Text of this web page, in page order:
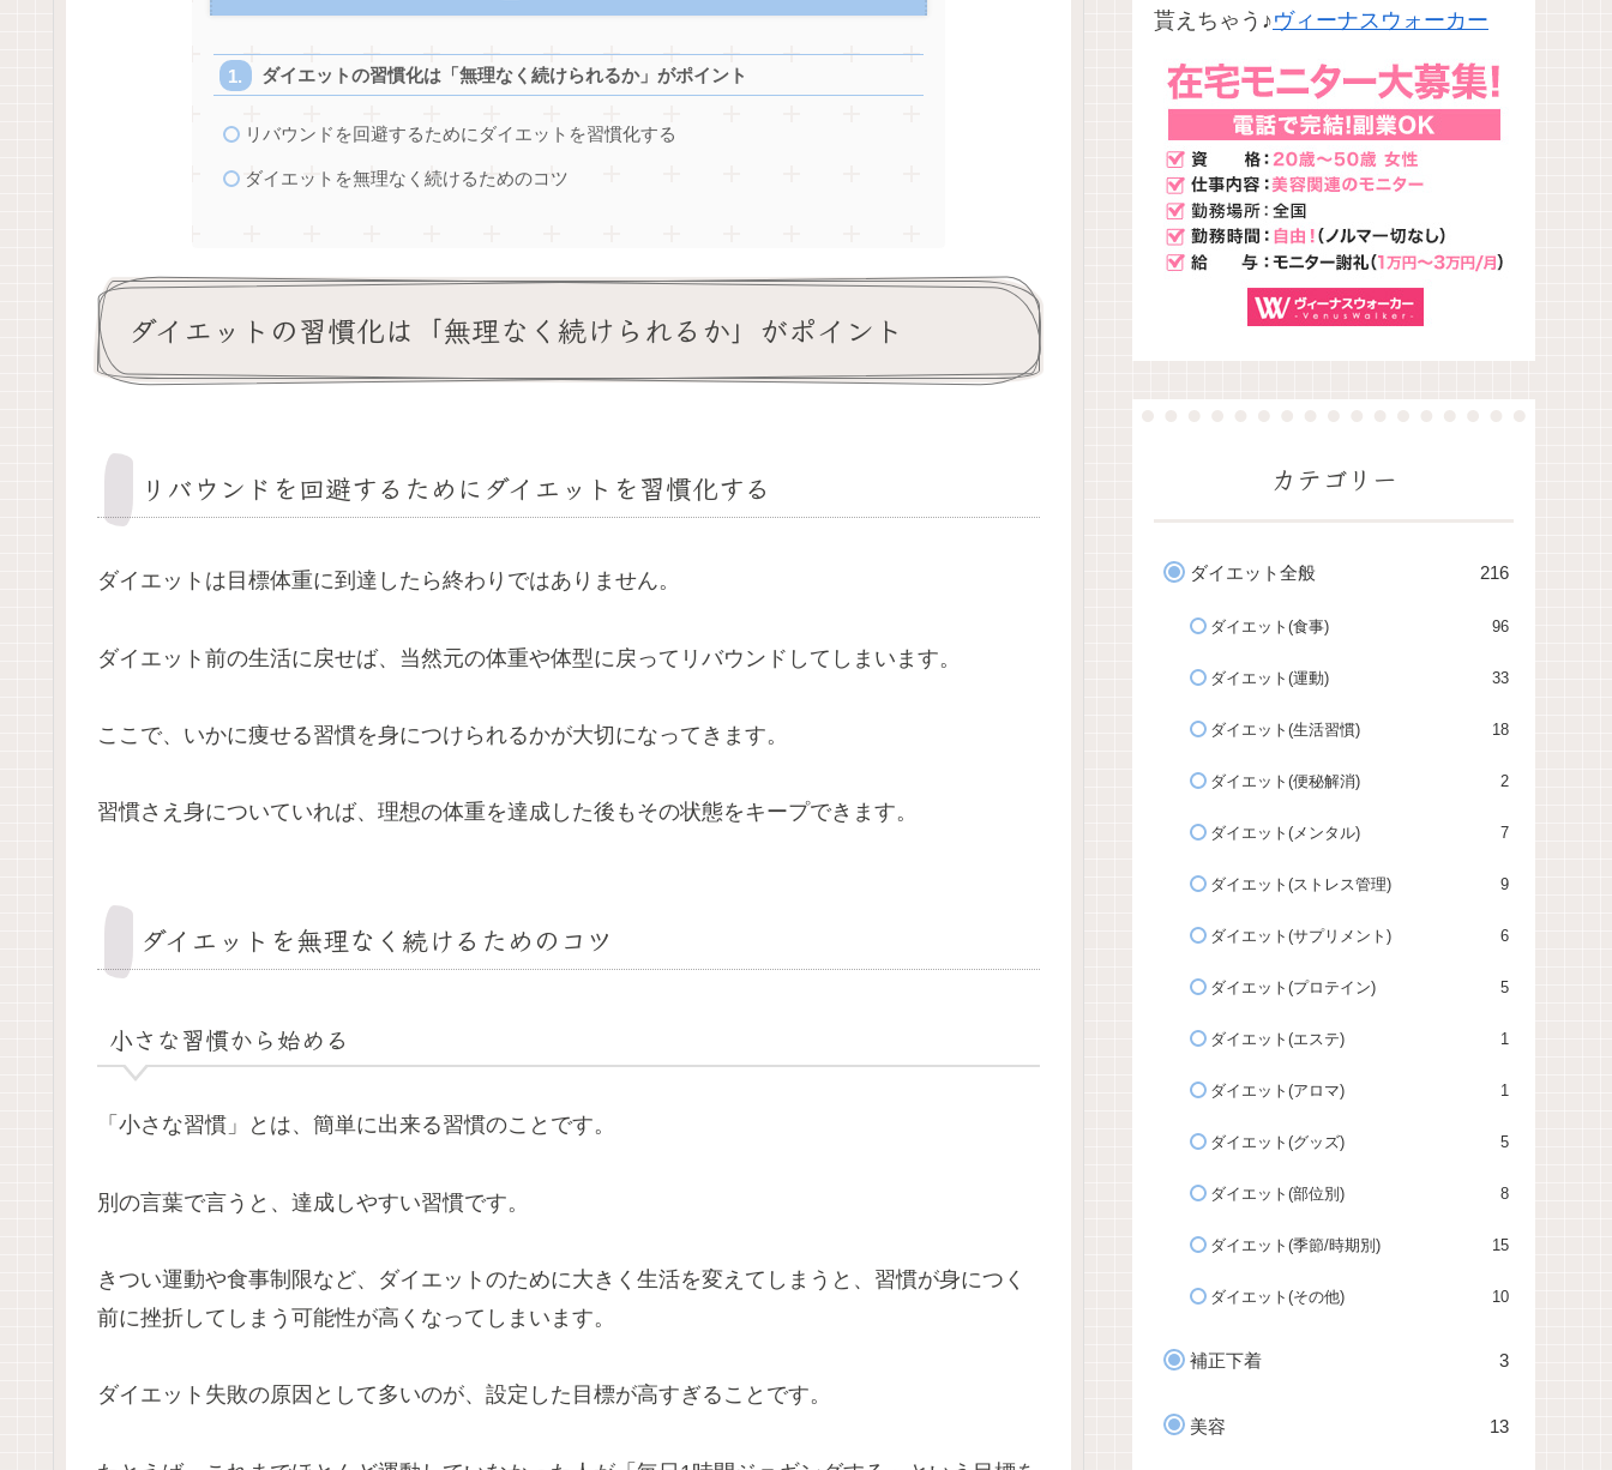
ダイエットの習慣化は「無理なく続けられるか」がポイント
リバウンドを回避するためにダイエットを習慣化する
ダイエットを無理なく続けるためのコツ
ダイエットの習慣化は「無理なく続けられるか」がポイント
リバウンドを回避するためにダイエットを習慣化する
ダイエットは目標体重に到達したら終わりではありません。
ダイエット前の生活に戻せば、当然元の体重や体型に戻ってリバウンドしてしまいます。
ここで、いかに痩せる習慣を身につけられるかが大切になってきます。
習慣さえ身についていれば、理想の体重を達成した後もその状態をキープできます。
ダイエットを無理なく続けるためのコツ
小さな習慣から始める
「小さな習慣」とは、簡単に出来る習慣のことです。
別の言葉で言うと、達成しやすい習慣です。
きつい運動や食事制限など、ダイエットのために大きく生活を変えてしまうと、習慣が身につく
前に挫折してしまう可能性が高くなってしまいます。
ダイエット失敗の原因として多いのが、設定した目標が高すぎることです。
貰えちゃう♪ヴィーナスウォーカー
カテゴリー
ダイエット全般 216
ダイエット(食事) 96
ダイエット(運動) 33
ダイエット(生活習慣) 18
ダイエット(便秘解消) 2
ダイエット(メンタル) 7
ダイエット(ストレス管理) 9
ダイエット(サプリメント) 6
ダイエット(プロテイン) 5
ダイエット(エステ) 1
ダイエット(アロマ) 1
ダイエット(グッズ) 5
ダイエット(部位別) 8
ダイエット(季節/時期別) 15
ダイエット(その他) 10
補正下着 3
美容 13